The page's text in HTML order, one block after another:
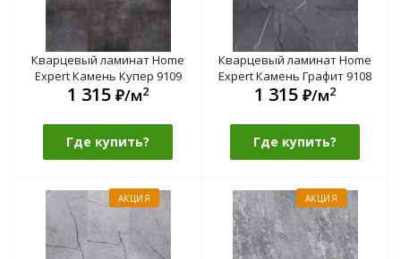
Кварцевый ламинат Home
Expert Камень Купер 9109
1 315 ₽/м2
Где купить?
Кварцевый ламинат Home
Expert Камень Графит 9108
1 315 ₽/м2
Где купить?
АКЦИЯ АКЦИЯ